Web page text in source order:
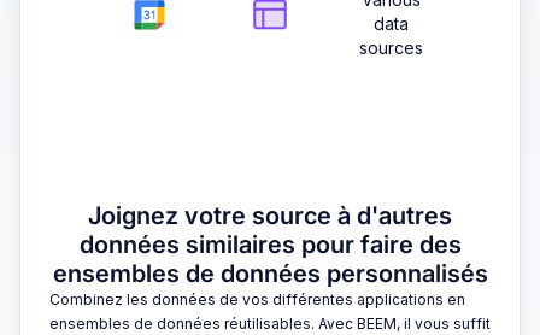
Joignez votre source à d'autres
données similaires pour faire des
ensembles de données personnalisés
Combinez les données de vos différentes applications en
ensembles de données réutilisables. Avec BEEM, il vous suffit